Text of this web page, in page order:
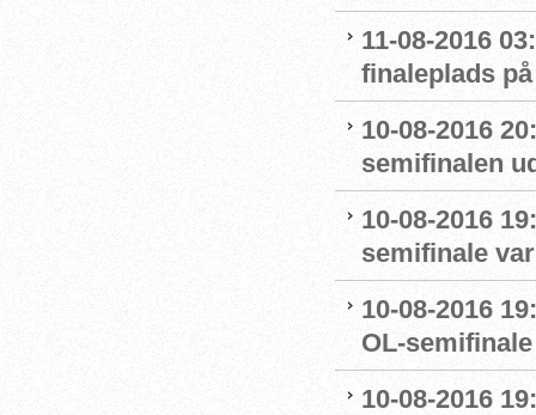
11-08-2016
finaleplads
10-08-2016
semifinalen
10-08-2016
semifinale
10-08-2016
OL-
10-08-2016